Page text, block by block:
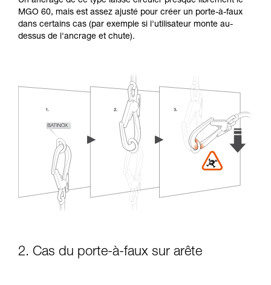
MGO 60, mais est assez ajusté pour créer un porte-à-faux
dans certains cas (par exemple si l'utilisateur monte au-
dessus de l'ancrage et chute).
2. Cas du porte-à-faux sur arête